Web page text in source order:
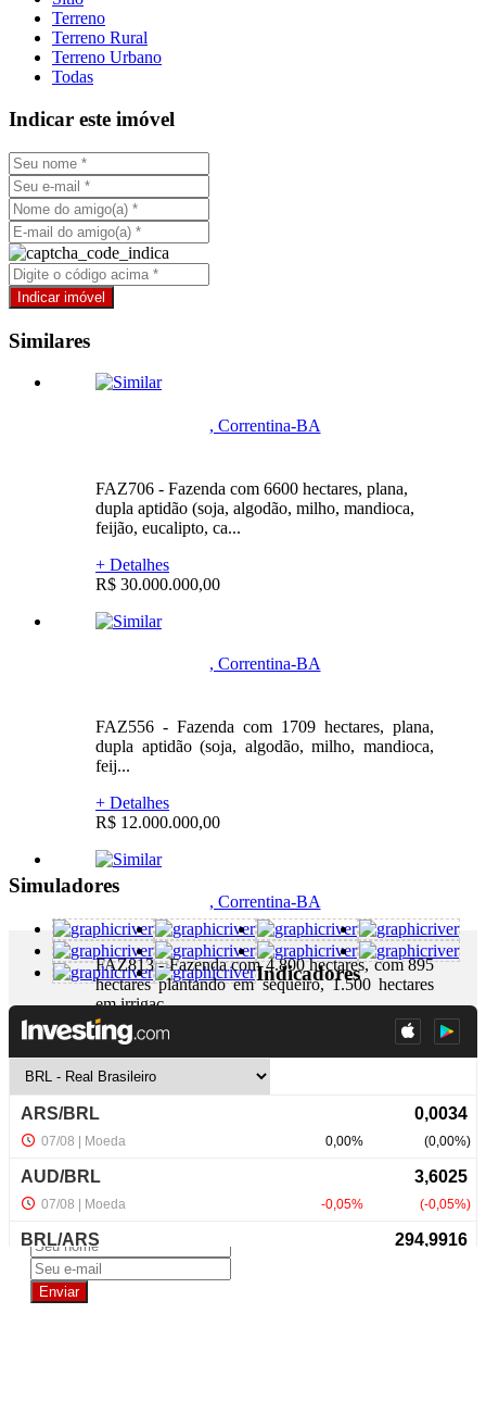
Terreno
Terreno Rural
Terreno Urbano
Todas
Indicar este imóvel
Similares
, Correntina-BA
FAZ706 - Fazenda com 6600 hectares, plana,
dupla aptidão (soja, algodão, milho, mandioca,
feijão, eucalipto, ca...
+ Detalhes
R$ 30.000.000,00
, Correntina-BA
FAZ556 - Fazenda com 1709 hectares, plana,
dupla aptidão (soja, algodão, milho, mandioca,
feij...
+ Detalhes
R$ 12.000.000,00
, Correntina-BA
FAZ813 - Fazenda com 4.800 hectares, com 895
hectares plantando em sequeiro, 1.500 hectares
em irrigaç...
+ Detalhes
R$ 310.000.000,00
Simuladores
Indicadores
NewsLetter